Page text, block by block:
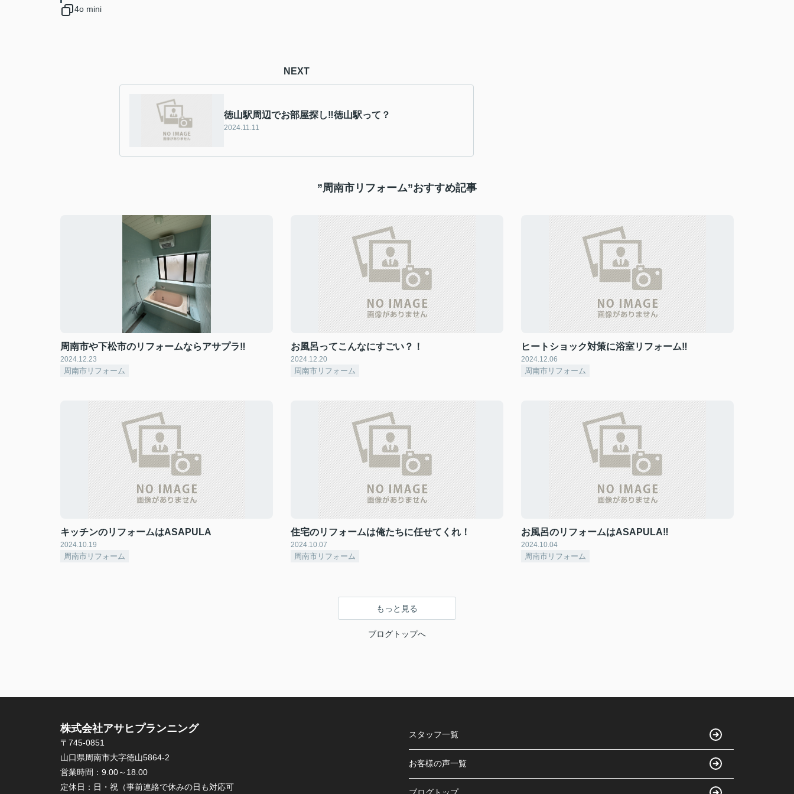
4o mini
NEXT
徳山駅周辺でお部屋探し‼徳山駅って？
2024.11.11
”周南市リフォーム”おすすめ記事
周南市や下松市のリフォームならアサプラ‼
2024.12.23
周南市リフォーム
お風呂ってこんなにすごい？！
2024.12.20
周南市リフォーム
ヒートショック対策に浴室リフォーム‼
2024.12.06
周南市リフォーム
キッチンのリフォームはASAPULA
2024.10.19
周南市リフォーム
住宅のリフォームは俺たちに任せてくれ！
2024.10.07
周南市リフォーム
お風呂のリフォームはASAPULA‼
2024.10.04
周南市リフォーム
もっと見る
ブログトップへ
株式会社アサヒプランニング
〒745-0851
山口県周南市大字徳山5864-2
営業時間： 9.00～18.00
定休日： 日・祝（事前連絡で休みの日も対応可
スタッフ一覧
お客様の声一覧